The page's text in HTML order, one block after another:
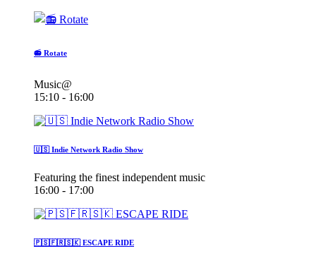
📻 Rotate
Music@
15:10 - 16:00
🇺🇸 Indie Network Radio Show
Featuring the finest independent music
16:00 - 17:00
🇵🇸🇫🇷🇸🇰 ESCAPE RIDE